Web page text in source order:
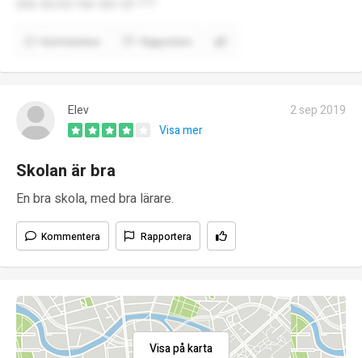
Elev
2 sep 2019
Visa mer
Skolan är bra
En bra skola, med bra lärare.
Kommentera Rapportera
Visa på karta